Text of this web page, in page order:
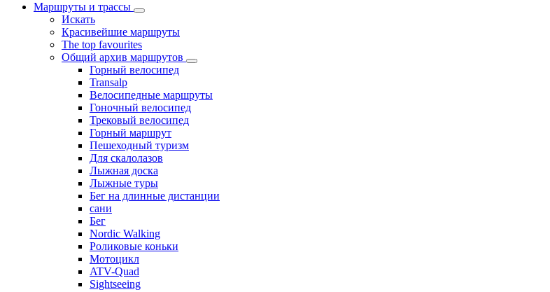
Маршруты и трассы
Искать
Красивейшие маршруты
The top favourites
Общий архив маршрутов
Горный велосипед
Transalp
Велосипедные маршруты
Гоночный велосипед
Трековый велосипед
Горный маршрут
Пешеходный туризм
Для скалолазов
Лыжная доска
Лыжные туры
Бег на длинные дистанции
сани
Бег
Nordic Walking
Роликовые коньки
Мотоцикл
ATV-Quad
Sightseeing